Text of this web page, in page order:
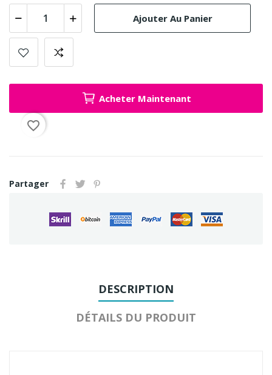
Ajouter Au Panier
Acheter Maintenant
favorite_border
Partager
DESCRIPTION
DÉTAILS DU PRODUIT